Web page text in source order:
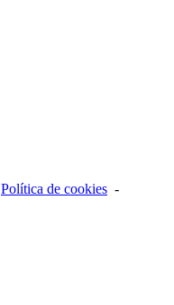
Política de cookies -